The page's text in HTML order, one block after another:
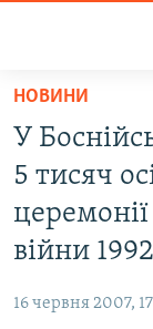
Перейти
основного
матеріалу
до
основної
Перейти
ПОЛІТИКА
СУСПІЛЬСТВО
ВІЙНА
ДОНБАС.РЕАЛІЇ
НОВИНИ
У
5 тисяч
війни
16 червня 2007,